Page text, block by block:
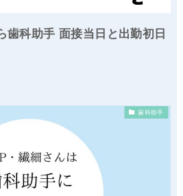
歯科助手 面接当日と出勤初日
歯科助手